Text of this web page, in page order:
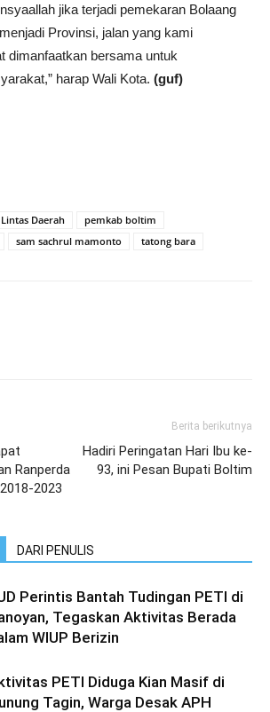
jika terjadi pemekaran Bolaang
Provinsi, jalan yang kami
dimanfaatkan bersama untuk
harap Wali Kota. (guf)
Daerah
pemkab boltim
sam sachrul mamonto tatong bara
Ranperda
2023
Berita berikutnya
Hadiri Peringatan Hari Ibu ke-
93, ini Pesan Bupati Boltim
DARI PENULIS
Perintis Bantah Tudingan PETI di
Tegaskan Aktivitas Berada
WIUP Berizin
PETI Diduga Kian Masif di
Tagin, Warga Desak APH